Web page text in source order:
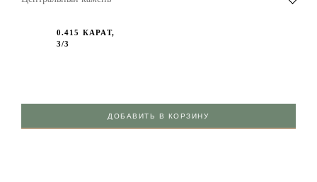
0.415 КАРАТ,
3/3
ДОБАВИТЬ В КОРЗИНУ